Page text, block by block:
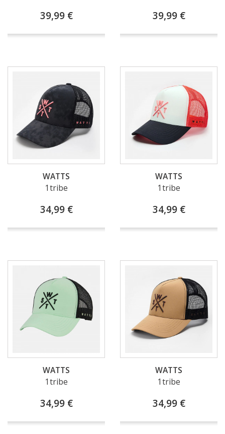
39,99 € 39,99 €
WATTS
1tribe
34,99 €
WATTS
1tribe
34,99 €
WATTS
1tribe
34,99 €
WATTS
1tribe
34,99 €